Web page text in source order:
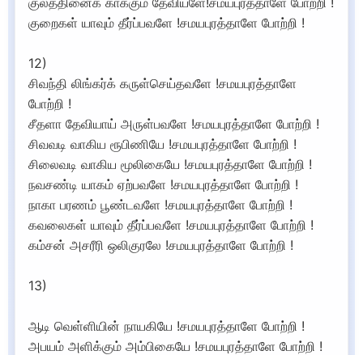
குறைகள் யாவும் தீர்ப்பவளே !சமயபுரத்தாளே போற்றி !
12)
சிவந்தி லிங்கர்க் கருள்செய்தவளே !சமயபுரத்தாளே
போற்றி !
சீதளா தேவியாய் அருள்பவளே !சமயபுரத்தாளே போற்றி !
சிவவடி வாகிய ரூபிணியே !சமயபுரத்தாளே போற்றி !
சிலைவடி வாகிய மூலிகையே !சமயபுரத்தாளே போற்றி !
நவசண்டி யாகம் ஏற்பவளே !சமயபுரத்தாளே போற்றி !
நாகா பரணம் பூண்டவளே !சமயபுரத்தாளே போற்றி !
கவலைகள் யாவும் தீர்ப்பவளே !சமயபுரத்தாளே போற்றி !
கம்சன் அசரீரி ஒலிகுரலே !சமயபுரத்தாளே போற்றி !
13)
ஆடி வெள்ளியின் நாயகியே !சமயபுரத்தாளே போற்றி !
அபயம் அளிக்கும் அம்பிகையே !சமயபுரத்தாளே போற்றி !